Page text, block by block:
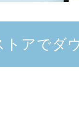
トアでダ